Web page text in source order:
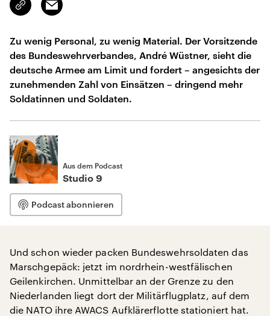
kopieren/teilen
Zu wenig Personal, zu wenig Material. Der Vorsitzende
des Bundeswehrverbandes, André Wüstner, sieht die
deutsche Armee am Limit und fordert – angesichts der
zunehmenden Zahl von Einsätzen – dringend mehr
Soldatinnen und Soldaten.
Aus dem Podcast
Studio 9
Podcast abonnieren
Und schon wieder packen Bundeswehrsoldaten das
Marschgepäck: jetzt im nordrhein-westfälischen
Geilenkirchen. Unmittelbar an der Grenze zu den
Niederlanden liegt dort der Militärflugplatz, auf dem
die NATO ihre AWACS Aufklärerflotte stationiert hat.